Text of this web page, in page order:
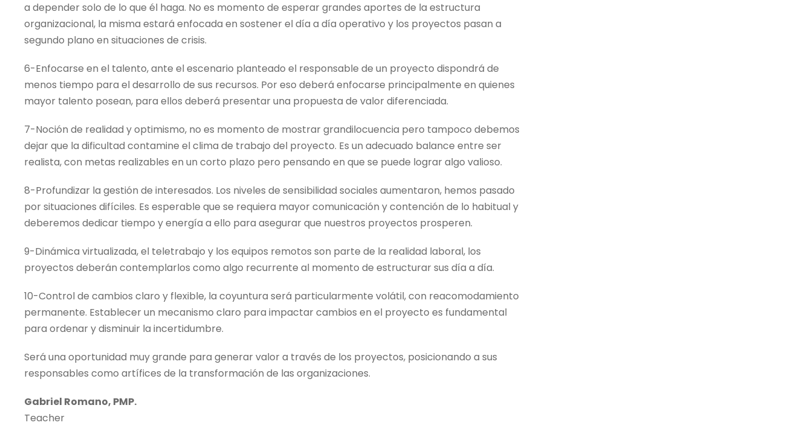
a depender solo de lo que él haga. No es momento de esperar grandes aportes de la estructura
organizacional, la misma estará enfocada en sostener el día a día operativo y los proyectos pasan a
segundo plano en situaciones de crisis.
6-Enfocarse en el talento, ante el escenario planteado el responsable de un proyecto dispondrá de
menos tiempo para el desarrollo de sus recursos. Por eso deberá enfocarse principalmente en quienes
mayor talento posean, para ellos deberá presentar una propuesta de valor diferenciada.
7-Noción de realidad y optimismo, no es momento de mostrar grandilocuencia pero tampoco debemos
dejar que la dificultad contamine el clima de trabajo del proyecto. Es un adecuado balance entre ser
realista, con metas realizables en un corto plazo pero pensando en que se puede lograr algo valioso.
8-Profundizar la gestión de interesados. Los niveles de sensibilidad sociales aumentaron, hemos pasado
por situaciones difíciles. Es esperable que se requiera mayor comunicación y contención de lo habitual y
deberemos dedicar tiempo y energía a ello para asegurar que nuestros proyectos prosperen.
9-Dinámica virtualizada, el teletrabajo y los equipos remotos son parte de la realidad laboral, los
proyectos deberán contemplarlos como algo recurrente al momento de estructurar sus día a día.
10-Control de cambios claro y flexible, la coyuntura será particularmente volátil, con reacomodamiento
permanente. Establecer un mecanismo claro para impactar cambios en el proyecto es fundamental
para ordenar y disminuir la incertidumbre.
Será una oportunidad muy grande para generar valor a través de los proyectos, posicionando a sus
responsables como artífices de la transformación de las organizaciones.
Gabriel Romano, PMP.
Teacher